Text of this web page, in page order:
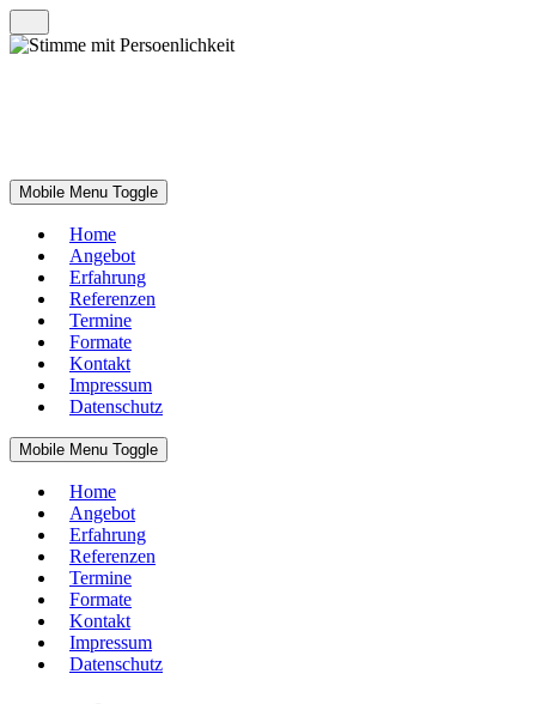
Mobile Menu Toggle
Home
Angebot
Erfahrung
Referenzen
Termine
Formate
Kontakt
Impressum
Datenschutz
Mobile Menu Toggle
Home
Angebot
Erfahrung
Referenzen
Termine
Formate
Kontakt
Impressum
Datenschutz